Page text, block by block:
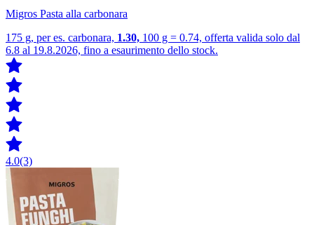
Migros Pasta alla carbonara
175 g, per es. carbonara, 1.30, 100 g = 0.74, offerta valida solo dal
6.8 al 19.8.2026, fino a esaurimento dello stock.
4.0(3)